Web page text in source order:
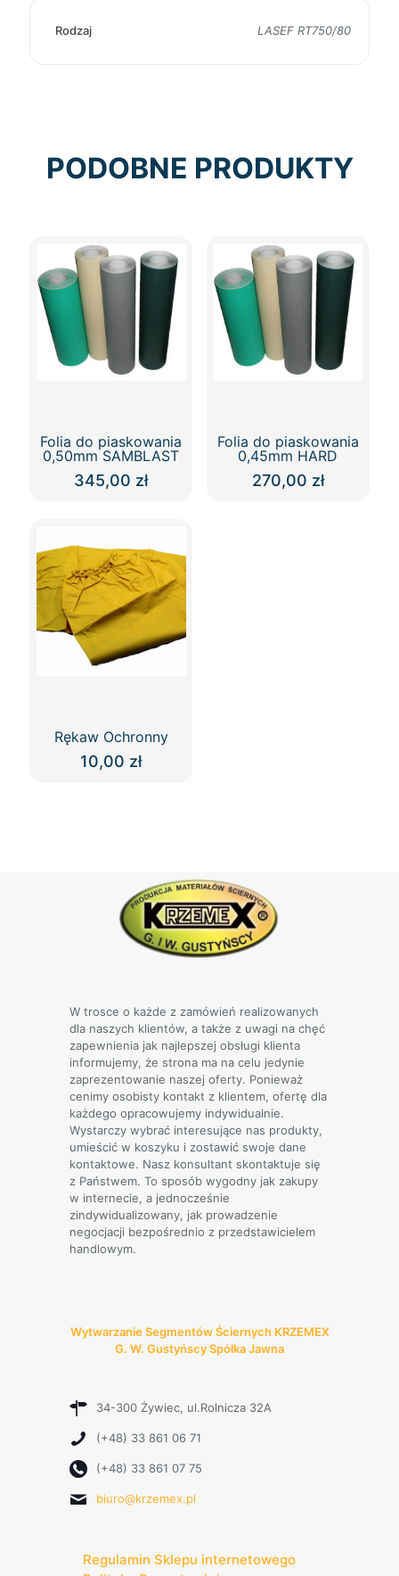
Rodzaj LASEF RT750/80
PODOBNE PRODUKTY
Folia do piaskowania
0,50mm SAMBLAST
345,00 zł
wiele
wariantów.
Opcje
można
wybrać
stronie
Folia do piaskowania
0,45mm HARD
270,00 zł
Rękaw Ochronny
10,00 zł
wybrać
na
stronie
produktu
W trosce o każde z zamówień realizowanych
dla naszych klientów, a także z uwagi na chęć
zapewnienia jak najlepszej obsługi klienta
informujemy, że strona ma na celu jedynie
zaprezentowanie naszej oferty. Ponieważ
cenimy osobisty kontakt z klientem, ofertę dla
każdego opracowujemy indywidualnie.
Wystarczy wybrać interesujące nas produkty,
umieścić w koszyku i zostawić swoje dane
kontaktowe. Nasz konsultant skontaktuje się
z Państwem. To sposób wygodny jak zakupy
w internecie, a jednocześnie
zindywidualizowany, jak prowadzenie
negocjacji bezpośrednio z przedstawicielem
handlowym.
Wytwarzanie Segmentów Ściernych KRZEMEX
G. W. Gustyńscy Spółka Jawna
34-300 Żywiec, ul.Rolnicza 32A
(+48) 33 861 06 71
(+48) 33 861 07 75
biuro@krzemex.pl
Regulamin Sklepu internetowego